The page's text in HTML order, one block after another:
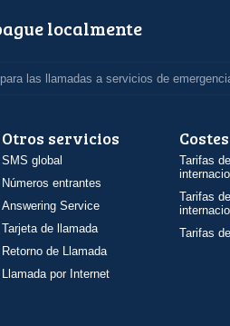
localmente
las llamadas a servicios de
Otros servicios
SMS global
Números entrantes
Answering Service
Tarjeta de llamada
Retorno de Llamada
Llamada por Internet
Costes
Tarifas
Tarifas
Tarifas